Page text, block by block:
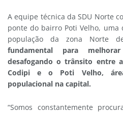
A equipe técnica da SDU Norte
ponte do bairro Poti Velho,
população da zona Norte
fundamental para
desafogando o trânsito entre
Codipi e o Poti Velho,
populacional na capital.
“Somos constantemente